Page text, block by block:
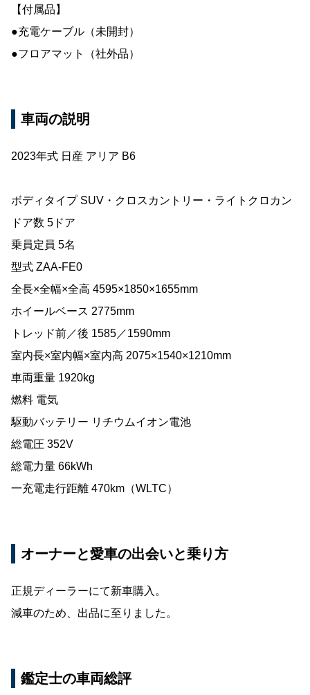
【付属品】
●充電ケーブル（未開封）
●フロアマット（社外品）
車両の説明
2023年式 日産 アリア B6
ボディタイプ SUV・クロスカントリー・ライトクロカン
ドア数 5ドア
乗員定員 5名
型式 ZAA-FE0
全長×全幅×全高 4595×1850×1655mm
ホイールベース 2775mm
トレッド前／後 1585／1590mm
室内長×室内幅×室内高 2075×1540×1210mm
車両重量 1920kg
燃料 電気
駆動バッテリー リチウムイオン電池
総電圧 352V
総電力量 66kWh
一充電走行距離 470km（WLTC）
オーナーと愛車の出会いと乗り方
正規ディーラーにて新車購入。
減車のため、出品に至りました。
鑑定士の車両総評